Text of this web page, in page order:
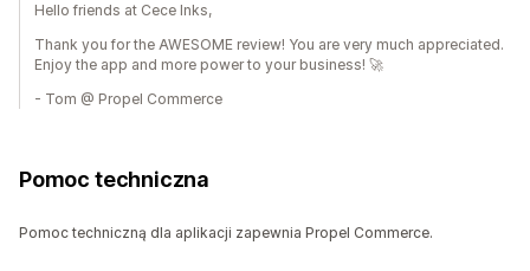
Hello friends at Cece Inks,
Thank you for the AWESOME review! You are very much appreciated.
Enjoy the app and more power to your business! 🚀
- Tom @ Propel Commerce
Pomoc techniczna
Pomoc techniczną dla aplikacji zapewnia Propel Commerce.